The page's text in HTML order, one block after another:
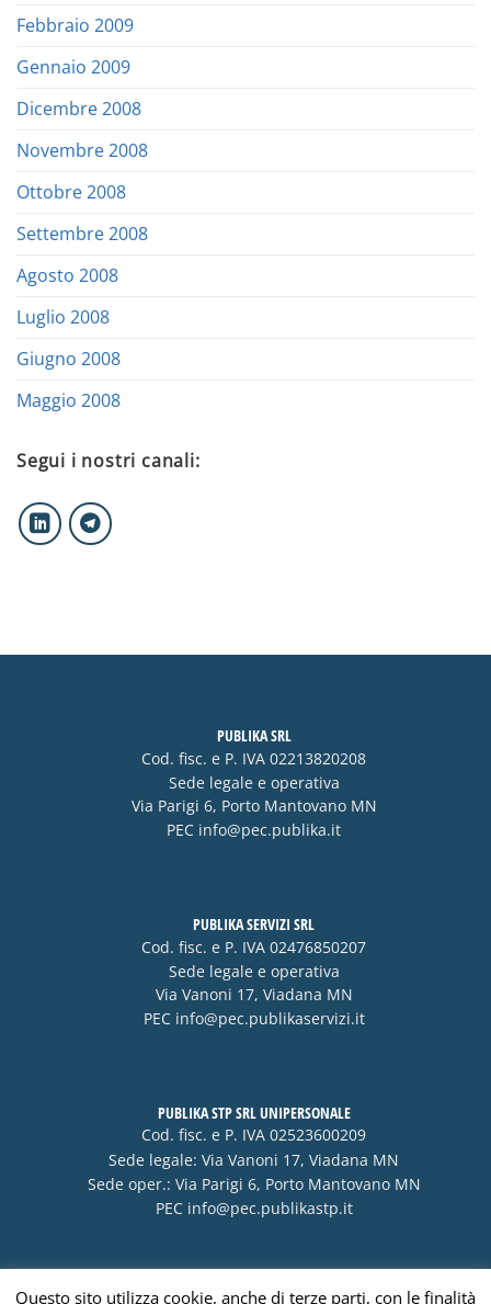
Febbraio 2009
Gennaio 2009
Dicembre 2008
Novembre 2008
Ottobre 2008
Settembre 2008
Agosto 2008
Luglio 2008
Giugno 2008
Maggio 2008
Segui i nostri canali:
PUBLIKA SRL
Cod. fisc. e P. IVA 02213820208
Sede legale e operativa
Via Parigi 6, Porto Mantovano MN
PEC info@pec.publika.it
PUBLIKA SERVIZI SRL
Cod. fisc. e P. IVA 02476850207
Sede legale e operativa
Via Vanoni 17, Viadana MN
PEC info@pec.publikaservizi.it
PUBLIKA STP SRL UNIPERSONALE
Cod. fisc. e P. IVA 02523600209
Sede legale: Via Vanoni 17, Viadana MN
Sede oper.: Via Parigi 6, Porto Mantovano MN
PEC info@pec.publikastp.it
Questo sito utilizza cookie, anche di terze parti, con le finalità